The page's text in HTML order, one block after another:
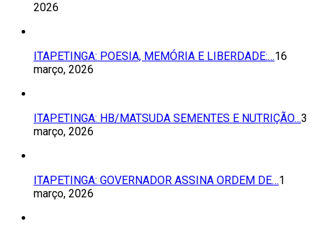
2026
ITAPETINGA: POESIA, MEMÓRIA E LIBERDADE:…16
março, 2026
ITAPETINGA: HB/MATSUDA SEMENTES E NUTRIÇÃO…3
março, 2026
ITAPETINGA: GOVERNADOR ASSINA ORDEM DE…1
março, 2026